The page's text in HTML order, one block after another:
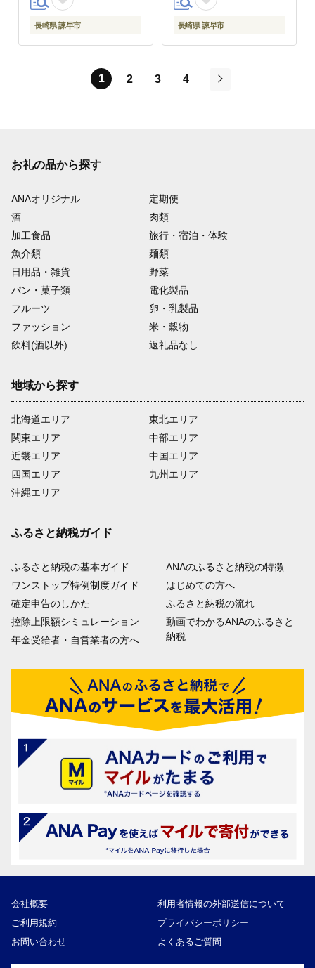
長崎県 諫早市 長崎県 諫早市
1 2 3
4
お礼の品から探す
ANAオリジナル
定期便
酒
肉類
加工食品
旅行・宿泊・体験
魚介類
麺類
日用品・雑貨
野菜
パン・菓子類
電化製品
フルーツ
卵・乳製品
ファッション
米・穀物
飲料(酒以外)
返礼品なし
地域から探す
北海道エリア
関東エリア
近畿エリア
四国エリア
沖縄エリア
東北エリア
中部エリア
中国エリア
九州エリア
ふるさと納税ガイド
ふるさと納税の基本ガイド
ワンストップ特例制度ガイド
確定申告のしかた
控除上限額シミュレーション
年金受給者・自営業者の方へ
ANAのふるさと納税の特徴
はじめての方へ
ふるさと納税の流れ
動画でわかるANAのふるさと
納税
会社概要
利用者情報の外部送信について
ご利用規約
プライバシーポリシー
お問い合わせ
よくあるご質問